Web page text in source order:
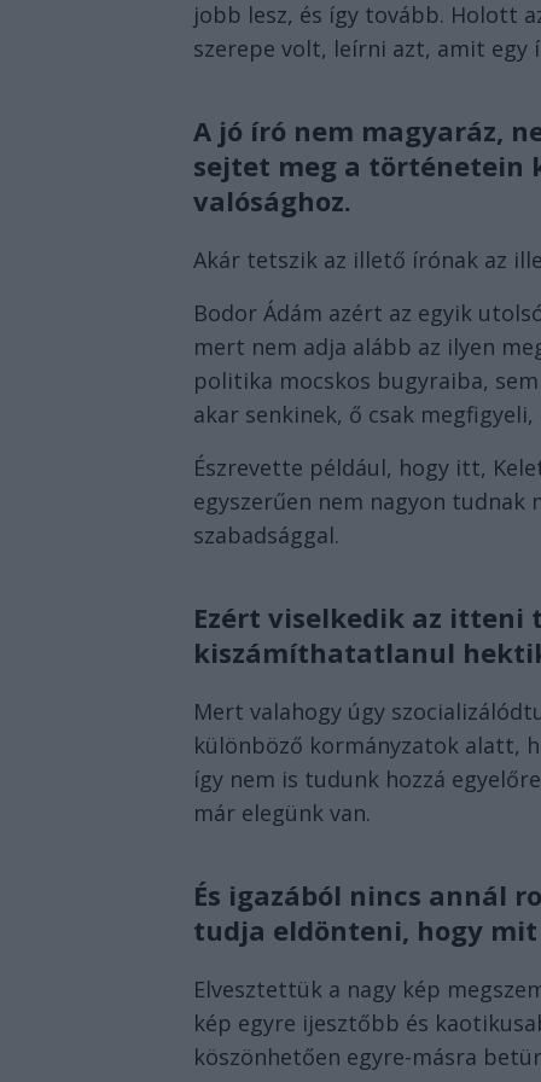
jobb lesz, és így tovább. Holott
szerepe volt, leírni azt, amit egy
A jó író nem magyaráz,
sejtet meg a történetein
valósághoz.
Akár tetszik az illető írónak az
Bodor Ádám azért az egyik
mert nem adja alább az ilyen
politika mocskos bugyraiba,
akar senkinek, ő csak megfigyeli,
Észrevette például, hogy itt,
egyszerűen nem nagyon tudnak
szabadsággal.
Ezért viselkedik az itteni
kiszámíthatatlanul
Mert valahogy úgy
különböző kormányzatok alatt,
így nem is tudunk hozzá
már elegünk van.
És igazából nincs annál
tudja eldönteni, hogy mit
Elvesztettük a nagy kép
kép egyre ijesztőbb és
köszönhetően egyre-másra